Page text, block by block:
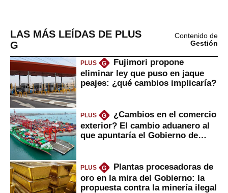
LAS MÁS LEÍDAS DE PLUS
G
Contenido de
Gestión
PLUS G
Fujimori propone
eliminar ley que puso en jaque
peajes: ¿qué cambios implicaría?
PLUS G
¿Cambios en el comercio
exterior? El cambio aduanero al
que apuntaría el Gobierno de
PLUS G
Plantas procesadoras de
oro en la mira del Gobierno: la
propuesta contra la minería ilegal